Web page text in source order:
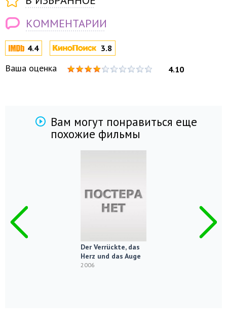
4.4 3.8
Ваша оценка 4.10
КОММЕНТАРИИ
Вам могут понравиться еще
похожие фильмы
Der Verrückte, das
Herz und das Auge
2006